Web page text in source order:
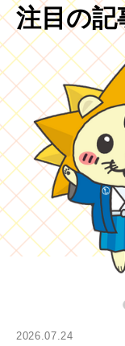
注目の記
2026.07.24